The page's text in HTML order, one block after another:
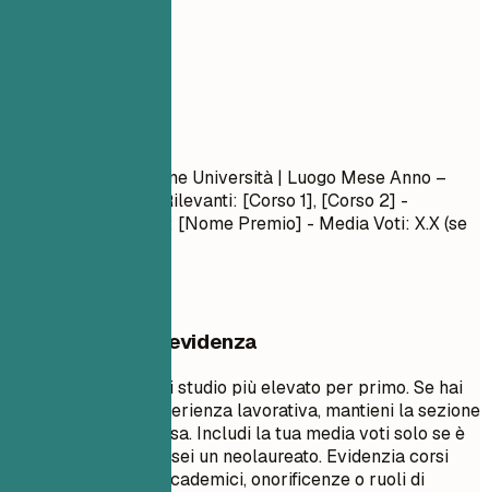
| Nome Università | Luogo Mese Anno –
- Corsi Rilevanti: [Corso 1], [Corso 2] -
Onorificenze/Premi: [Nome Premio] - Media Voti: X.X (se
Cosa mettere in evidenza
Elenca il tuo titolo di studio più elevato per primo. Se hai
una significativa esperienza lavorativa, mantieni la sezione
sull'istruzione concisa. Includi la tua media voti solo se è
superiore a 3.5 o se sei un neolaureato. Evidenzia corsi
rilevanti, progetti accademici, onorificenze o ruoli di